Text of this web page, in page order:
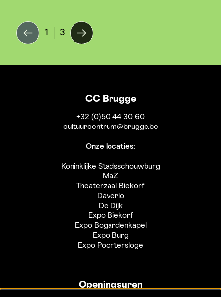
1 3
CC Brugge
+32 (0)50 44 30 60
cultuurcentrum@brugge.be
Onze locaties:
Koninklijke Stadsschouwburg
MaZ
Theaterzaal Biekorf
Daverlo
De Dijk
Expo Biekorf
Expo Bogardenkapel
Expo Burg
Expo Poortersloge
Openingsuren